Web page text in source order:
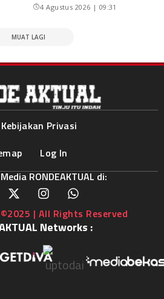
4 Agustus 2026 | 09:31
MUAT LAGI
Kebijakan Privasi
Log In
RONDEAKTUAL di:
©2025 | All Rights Reserved
Networks :